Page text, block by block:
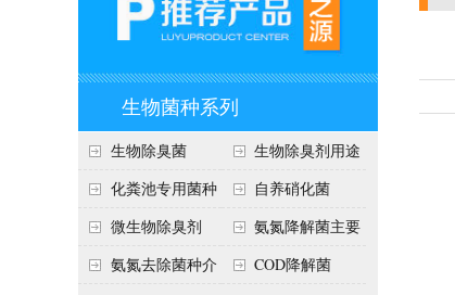
生物菌种系列
生物除臭菌
生物除臭剂用途
化粪池专用菌种
自养硝化菌
微生物除臭剂
氨氮降解菌主要
作用
氨氮去除菌种介
COD降解菌